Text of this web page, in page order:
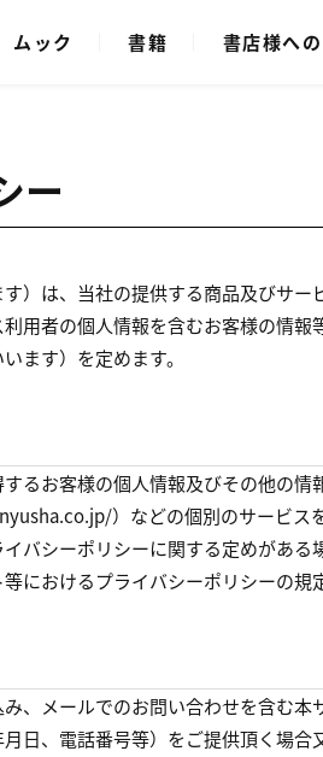
ムック 書籍 書店様へ
ー
）は、当社の提供する商品及びサ
用者の個人情報を含むお客様の情
ます）を定めます。
るお客様の個人情報及びその他の
）などの個別のサービス
バシーポリシーに関する定めがあ
におけるプライバシーポリシーの規
、メールでのお問い合わせを含む
日、電話番号等）をご提供頂く場